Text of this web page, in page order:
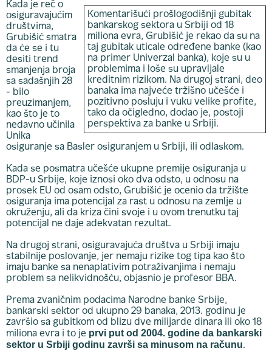
Komentarišući prošlogodišnji gubitak
bankarskog sektora u Srbiji od 18
miliona evra, Grubišić je rekao da su na
taj gubitak uticale određene banke (kao
na primer Univerzal banka), koje su u
problemima i loše su upravljale
kreditnim rizikom. Na drugoj strani, deo
banaka ima najveće tržišno učešće i
pozitivno posluju i vuku velike profite,
tako da očigledno, dodao je, postoji
perspektiva za banke u Srbiji.
Kada je reč o
osiguravajućim
društvima,
Grubišić smatra
da će se i tu
desiti trend
smanjenja broja
sa sadašnjih 28
- bilo
preuzimanjem,
kao što je to
nedavno učinila
Unika
osiguranje sa Basler osiguranjem u Srbiji, ili odlaskom.
Kada se posmatra učešće ukupne premije osiguranja u
BDP-u Srbije, koje iznosi oko dva odsto, u odnosu na
prosek EU od osam odsto, Grubišić je ocenio da tržište
osiguranja ima potencijal za rast u odnosu na zemlje u
okruženju, ali da kriza čini svoje i u ovom trenutku taj
potencijal ne daje adekvatan rezultat.
Na drugoj strani, osiguravajuća društva u Srbiji imaju
stabilnije poslovanje, jer nemaju rizike tog tipa kao što
imaju banke sa nenaplativim potraživanjima i nemaju
problem sa nelikvidnošću, objasnio je profesor BBA.
Prema zvaničnim podacima Narodne banke Srbije,
bankarski sektor od ukupno 29 banaka, 2013. godinu je
završio sa gubitkom od blizu dve milijarde dinara ili oko 18
miliona evra i to je prvi put od 2004. godine da bankarski
sektor u Srbiji godinu završi sa minusom na računu.